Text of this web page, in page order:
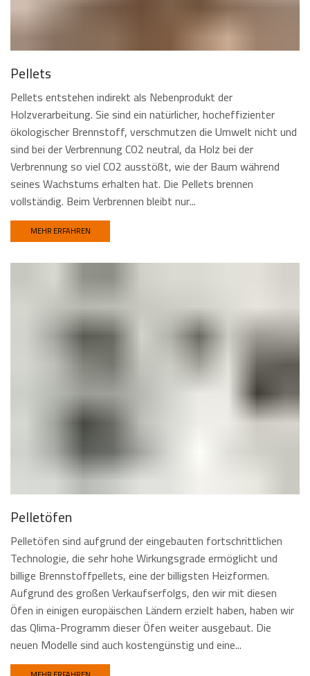
Pellets
Pellets entstehen indirekt als Nebenprodukt der
Holzverarbeitung. Sie sind ein natürlicher, hocheffizienter
ökologischer Brennstoff, verschmutzen die Umwelt nicht und
sind bei der Verbrennung CO2 neutral, da Holz bei der
Verbrennung so viel CO2 ausstößt, wie der Baum während
seines Wachstums erhalten hat. Die Pellets brennen
vollständig. Beim Verbrennen bleibt nur...
MEHR ERFAHREN
Pelletöfen
Pelletöfen sind aufgrund der eingebauten fortschrittlichen
Technologie, die sehr hohe Wirkungsgrade ermöglicht und
billige Brennstoffpellets, eine der billigsten Heizformen.
Aufgrund des großen Verkaufserfolgs, den wir mit diesen
Öfen in einigen europäischen Ländern erzielt haben, haben wir
das Qlima-Programm dieser Öfen weiter ausgebaut. Die
neuen Modelle sind auch kostengünstig und eine...